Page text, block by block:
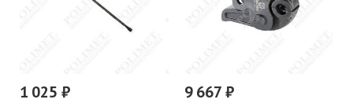
1 025 ₽ 9 667 ₽